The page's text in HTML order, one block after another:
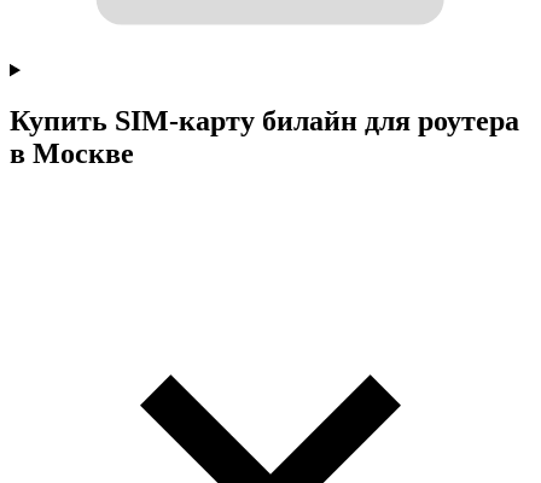
Купить SIM-карту билайн для роутера
в Москве